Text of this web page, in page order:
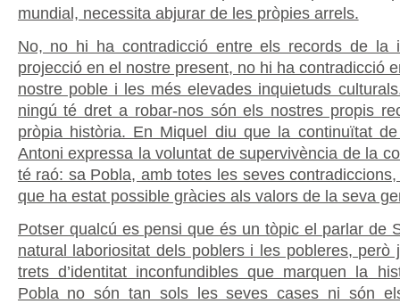
mundial, necessita abjurar de les pròpies arrels.
No, no hi ha contradicció entre els records de la
projecció en el nostre present, no hi ha contradicció
nostre poble i les més elevades inquietuds
ningú té dret a robar-nos són els nostres propis
pròpia història. En Miquel diu que la continuïtat
Antoni expressa la voluntat de supervivència de la
té raó: sa Pobla, amb totes les seves
que ha estat possible gràcies als valors de la seva
Potser qualcú es pensi que és un tòpic el parlar de
natural laboriositat dels poblers i les pobleres, però
trets d’identitat inconfundibles que marquen la
Pobla no són tan sols les seves cases ni són